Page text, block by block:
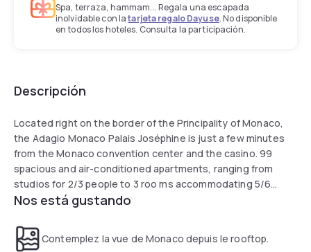
Spa, terraza, hammam... Regala una escapada
inolvidable con latarjeta regalo Dayuse. No disponible
en todos los hoteles. Consulta la participación.
Descripción
Located right on the border of the Principality of Monaco,
the Adagio Monaco Palais Joséphine is just a few minutes
from the Monaco convention center and the casino. 99
spacious and air-conditioned apartments, ranging from
studios for 2/3 people to 3 roo ms accommodating 5/6
people. The Aparthotel is in the heart of the vibrant Belle
pedestrianized street and many shops. A rooftop pool and
indoor car park are provided for your convenience.
Nos está gustando
Contemplez la vue de Monaco depuis le rooftop.